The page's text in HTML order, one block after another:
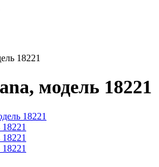
18221
модель 18221